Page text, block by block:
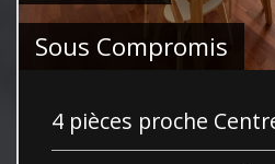
Sous Compromis
4 pièces proche